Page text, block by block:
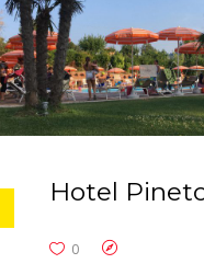
Hotel
0